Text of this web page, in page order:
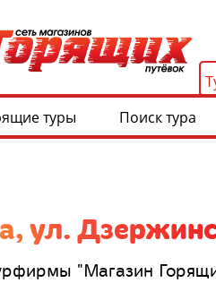
туры
Поиск тура
ул.
"Магазин